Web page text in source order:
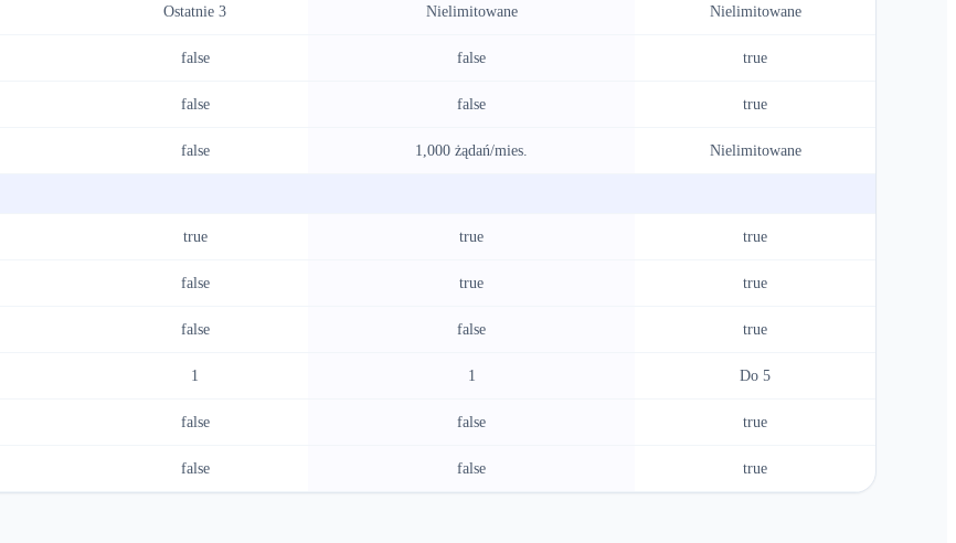
Ostatnie 3 Nielimitowane Nielimitowane
false false true
false false true
false 1,000 żądań/mies. Nielimitowane
true true true
false true true
false false true
1 1 Do 5
false false true
false false true